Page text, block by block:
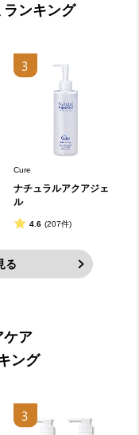
ランキング
Cure
ナチュラルアクアジェ
ル
4.6 (207件)
る
ケア
ング